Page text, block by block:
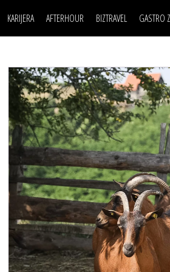
KARIJERA
LJUDI (HR)
MOJ UGAO
USAVRŠAVANJE
KNOW-HOW
AFTERHOUR
KNJIGE
AUTO SVET
STIL
WELLBEING
BIZTRAVEL GASTRO
POSAO
MOJ UGAO
USAVRŠAVANJE
KNOW-HOW
FILM I SCENA
AUTO SVET
STIL
WELLBEING